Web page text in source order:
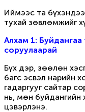
Иймээс та
тухай зөвлөмжийг
Алхам 1:
соруулаарай
Бүх дэр, зөөлөн
багс эсвэл нарийн
гадаргууг сайтар
нь, мөн буйдангийн
цэвэрлэнэ.